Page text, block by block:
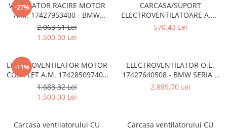
-27%
VENTILATOR RACIRE MOTOR
A.M. 17427953400 - BMW
SERIA 5 G30 G31 , SERIA 6 G32
, SERIA 7 G11 G12
2.063,61 Lei
1.500,00 Lei
CARCASA/SUPORT
ELECTROVENTILATOARE A.M.
7L0121207D - VW TOUAREG
570,43 Lei
-11%
ELECTROVENTILATOR MOTOR
COMPLET A.M. 17428509740 -
BMW SERIA 5 F07 F10 F11 ,
SERIA 6 F12 F13 , SERIA 7 F01
F02 F04
1.683,32 Lei
1.500,00 Lei
ELECTROVENTILATOR O.E.
17427640508 - BMW SERIA 1
F20 F21 , SERIA 2 F22 F23 ,
2.885,70 Lei
Carcasa ventilatorului CU
Carcasa ventilatorului CU